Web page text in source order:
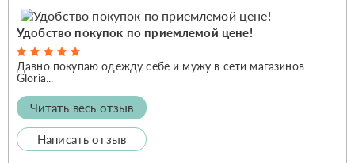
Удобство покупок по приемлемой цене!
Давно покупаю одежду себе и мужу в сети магазинов
Gloria...
Читать весь отзыв
Написать отзыв